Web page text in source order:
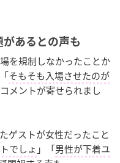
あるとの声も
を規制しなかったことか
そもそも入場させたのが
メントが寄せられまし
ゲストが女性だったこと
でしょ 」「男性が下着ユ